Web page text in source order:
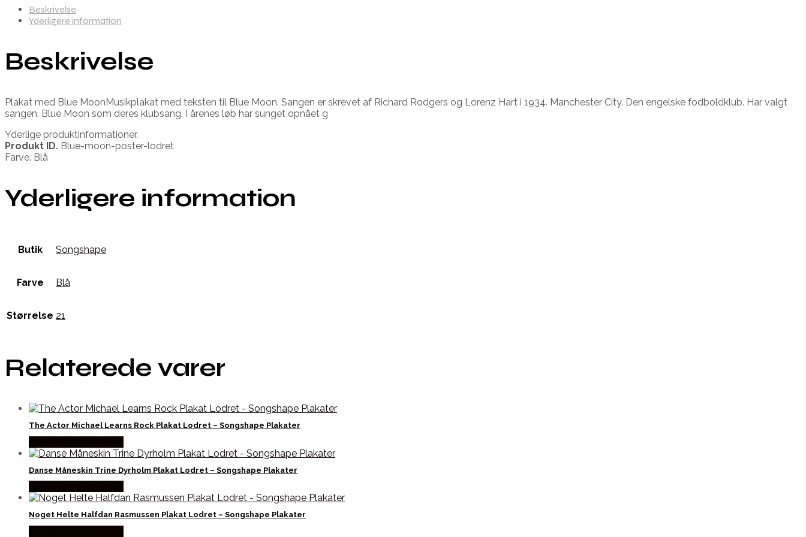
Beskrivelse
Yderligere information
Beskrivelse
Plakat med Blue MoonMusikplakat med teksten til Blue Moon. Sangen er skrevet af Richard Rodgers og Lorenz Hart i 1934. Manchester City. Den engelske fodboldklub. Har valgt
sangen. Blue Moon som deres klubsang. I årenes løb har sunget opnået g
Yderlige produktinformationer.
Produkt ID. Blue-moon-poster-lodret
Farve. Blå
Yderligere information
Butik Songshape
Farve Blå
Størrelse 21
Relaterede varer
The Actor Michael Learns Rock Plakat Lodret – Songshape Plakater
Danse Måneskin Trine Dyrholm Plakat Lodret – Songshape Plakater
Noget Helte Halfdan Rasmussen Plakat Lodret – Songshape Plakater